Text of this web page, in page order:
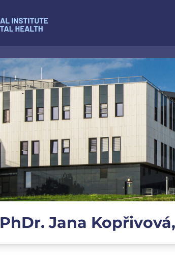
PhDr. Jana